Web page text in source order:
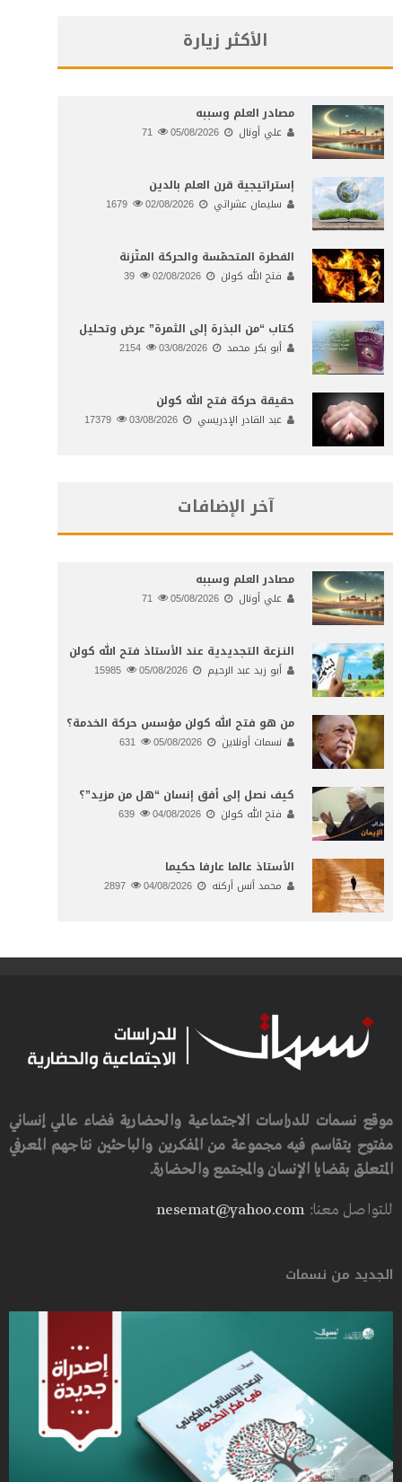
الأكثر زيارة
مصادر العلم وسببه
علي أونال 05/08/2026
إستراتيجية قرن العلم بالدين
سليمان عشراتي 02/08/2026
الفطرة المتحمّسة والحركة المتّزنة
فتح الله كولن 02/08/2026
كتاب “من البذرة إلى الثمرة” عرض وتحليل
أبو بكر محمد 03/08/2026
حقيقة حركة فتح الله كولن
عبد القادر الإدريسي 03/08/2026
آخر الإضافات
مصادر العلم وسببه
علي أونال 05/08/2026
النـزعة التجديدية عند الأستاذ فتح الله كولن
أبو زيد عبد الرحيم 05/08/2026
من هو فتح الله كولن مؤسس حركة الخدمة؟
نسمات أونلاين 05/08/2026
كيف نصل إلى أفق إنسان “هل من مزيد”؟
فتح الله كولن 04/08/2026
الأستاذ عالما عارفا حكيما
محمد أنس أركنه 04/08/2026
موقع نسمات للدراسات الاجتماعية والحضارية فضاء عالمي إنساني
مفتوح يتقاسم فيه مجموعة من المفكرين والباحثين نتاجهم المعرفي
المتعلق بقضايا الإنسان والمجتمع والحضارة.
للتواصل معنا:nesemat@yahoo.com
الجديد من نسمات